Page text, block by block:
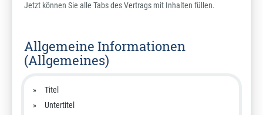
Jetzt können Sie alle Tabs des Vertrags mit Inhalten füllen.
Allgemeine Informationen
(Allgemeines)
Titel
Untertitel